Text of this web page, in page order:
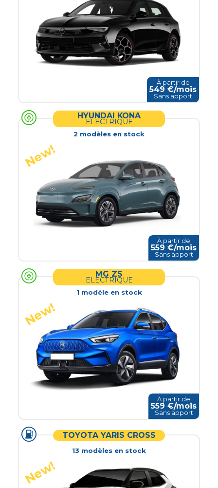
À partir de
549 €/mois
Sans apport
HYUNDAI KONA
ELECTRIQUE
2 modèles en stock
À partir de
559 €/mois
Sans apport
MG ZS
ELECTRIQUE
1modèleen stock
À partir de
559 €/mois
Sans apport
TOYOTA YARIS CROSS
13 modèles en stock